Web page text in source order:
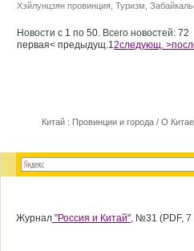
Хэйлунцзян провинция Туризм
Новости с 1 по 50. Всего новостей: 72
первая< предыдущ.12следующ. >
Китай : Провинции и города / О Китае
Журнал "Россия и Китай", №31 (PDF, 7